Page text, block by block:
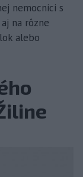
nemocnici s
na rôzne
alebo